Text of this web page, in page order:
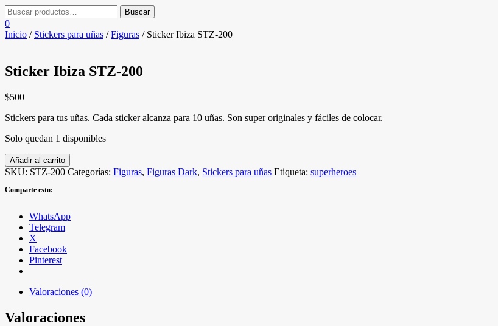
0
Inicio / Stickers para uñas /Figuras / Sticker Ibiza STZ-200
Sticker Ibiza STZ-200
$500
Stickers para tus uñas. Cada sticker alcanza para 10 uñas. Son super originales y fáciles de colocar.
Solo quedan 1 disponibles
Sticker
Ibiza
STZ-
200
Añadir al carrito
SKU: STZ-200 Categorías: Figuras, Figuras Dark, Stickers para uñas Etiqueta: superheroes
Comparte esto:
WhatsApp
Telegram
X
Facebook
Pinterest
Valoraciones (0)
Valoraciones